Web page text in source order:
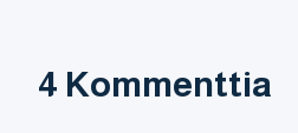
4 Kommenttia